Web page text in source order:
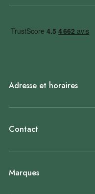
Adresse et horaires
Contact
Marques